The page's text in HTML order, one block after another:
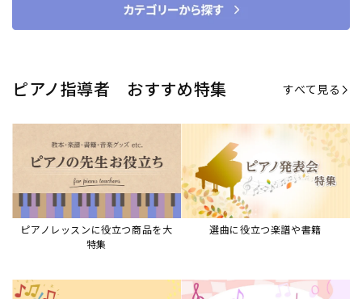
ピアノ指導者 おすすめ特集 すべて見る
ピアノレッスンに役立つ商品を大
特集
選曲に役立つ楽譜や書籍